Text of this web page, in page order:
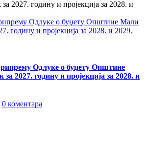
Одлуке о буџету Општине Мали
годину и пројекција за 2028. и 2029.
Одлуке о буџету Општине
2027. годину и пројекција за 2028. и
0 коментара